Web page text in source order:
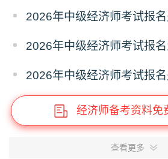
经济师备考资料免
查看更多